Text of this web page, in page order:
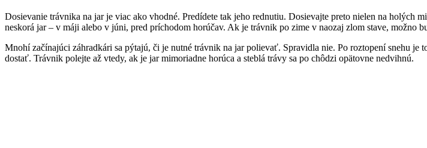
Dosievanie trávnika na jar je viac ako vhodné. Predídete tak jeho rednutiu. Dosievajte preto nielen na holých
neskorá jar – v máji alebo v júni, pred príchodom horúčav. Ak je trávnik po zime v naozaj zlom stave, možno
Mnohí začínajúci záhradkári sa pýtajú, či je nutné trávnik na jar polievať. Spravidla nie. Po roztopení snehu je
dostať. Trávnik polejte až vtedy, ak je jar mimoriadne horúca a steblá trávy sa po chôdzi opätovne nedvihnú.